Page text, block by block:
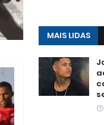
MAIS LIDAS